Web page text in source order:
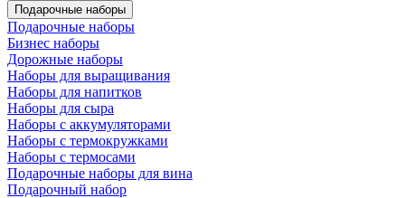
Подарочные наборы
Подарочные наборы
Бизнес наборы
Дорожные наборы
Наборы для выращивания
Наборы для напитков
Наборы для сыра
Наборы с аккумуляторами
Наборы с термокружками
Наборы с термосами
Подарочные наборы для вина
Подарочный набор